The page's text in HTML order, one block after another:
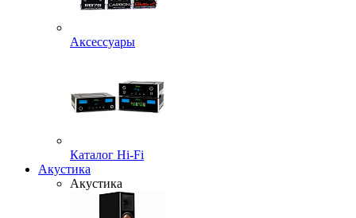
Аксессуары
Каталог Hi-Fi
Акустика
Акустика